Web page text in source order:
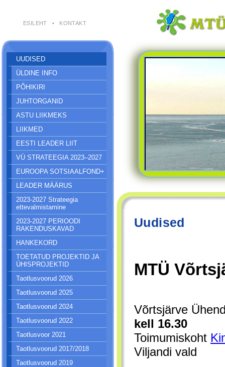
ESILEHT • KONTAKT
UUDISED
ÜLDINE INFO
PÕHIKIRI
JUHTORGANID
ASTU LIIKMEKS
LIIKMED
EESTI LEADER LIIT
VÜ STRATEEGIA 2023–2027
EUROOPA SOTSIAALFOND+
LEADER MÄÄRUS
2023-2027 Strateegia
ettevalmistamine
2023-2027 PERIOODI
RAKENDUSKAVAD
HANKEKORD
TOETATUD PROJEKTID JA
ÜHISPROJEKTID
Taotlusvoorud 2026
Taotlusvoorud 2025
Taotlusvoorud 2024
Taotlusvoorud 2022
Taotlusvoor 2021
Taotlusvoorud 2017/2018
Taotlusvoorud 2019
Uudised
MTÜ
Võrtsjärve
kell 16.30
Toimumiskoht
Viljandi vald